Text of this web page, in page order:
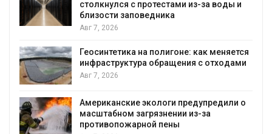
Авг 7, 2026
Дождевая вода с крыш может помочь
Авг 7, 2026
Минприроды потребовало ускорить
уборку контейнерных площадок
Авг 7, 2026